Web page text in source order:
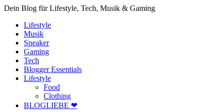
Dein Blog für Lifestyle, Tech, Musik & Gaming
Lifestyle
Musik
Sneaker
Gaming
Tech
Blogger Essentials
Lifestyle
Food
Clothing
BLOGLIEBE ❤